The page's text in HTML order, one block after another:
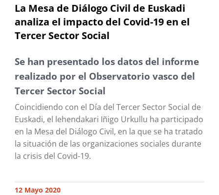
La Mesa de Diálogo Civil de Euskadi
analiza el impacto del Covid-19 en el
Tercer Sector Social
Se han presentado los datos del informe
realizado por el Observatorio vasco del
Tercer Sector Social
Coincidiendo con el Día del Tercer Sector Social de
Euskadi, el lehendakari Iñigo Urkullu ha participado
en la Mesa del Diálogo Civil, en la que se ha tratado
la situación de las organizaciones sociales durante
la crisis del Covid-19.
12 Mayo 2020